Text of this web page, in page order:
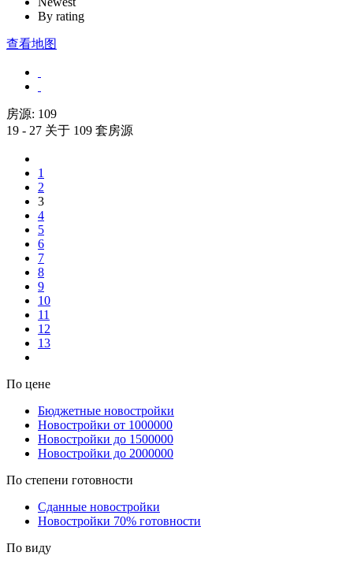
By rating
查看地图
房源: 109
19 - 27 关于 109 套房源
1
2
3
4
5
6
7
8
9
10
11
12
13
По цене
Бюджетные новостройки
Новостройки от 1000000
Новостройки до 1500000
Новостройки до 2000000
По степени готовности
Сданные новостройки
Новостройки 70% готовности
По виду